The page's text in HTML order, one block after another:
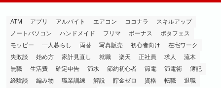
ATM アプリ アルバイト エアコン ココナラ
スキルアップ
ノートパソコン
ハンドメイド フリマ ボーナス
ポタフェス
モッピー
一人暮らし 両替 写真販売 初心者向け
在宅ワーク
失敗談
始め方 家計見直し 就職 楽天 正社員 求人
流木
無職
生活費 確定申告 節水 節約初心者 節電 節電術
簿記
経験談
編み物 職業訓練 解説 貯金ゼロ 資格 転職 退職